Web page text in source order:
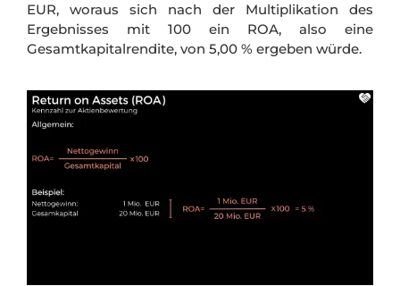
EUR, woraus sich nach der Multiplikation des
Ergebnisses mit 100 ein ROA, also eine
Gesamtkapitalrendite, von 5,00 % ergeben würde.